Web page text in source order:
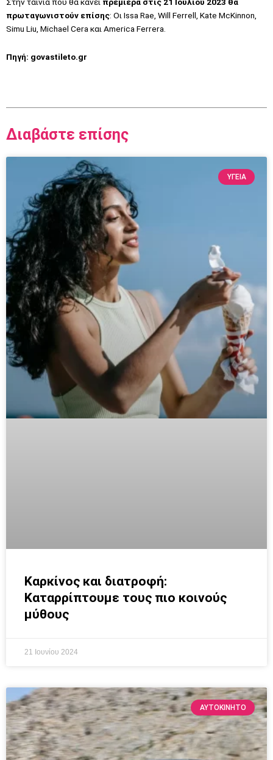
πρωταγωνιστούν επίσης: Oι Issa Rae, Will Ferrell, Kate McKinnon,
Simu Liu, Michael Cera και America Ferrera.
Πηγή: govastileto.gr
Διαβάστε επίσης
ΥΓΕΙΑ
Καρκίνος και διατροφή:
Καταρρίπτουμε τους πιο κοινούς
μύθους
21 Ιουνίου 2024
ΑΥΤΟΚΙΝΗΤΟ